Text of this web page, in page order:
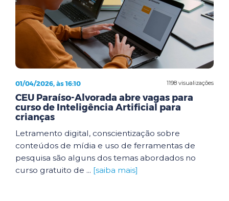
1198 visualizações
01/04/2026, às 16:10
CEU Paraíso-Alvorada abre vagas para
curso de Inteligência Artificial para
crianças
Letramento digital, conscientização sobre
conteúdos de mídia e uso de ferramentas de
pesquisa são alguns dos temas abordados no
curso gratuito de ... [saiba mais]